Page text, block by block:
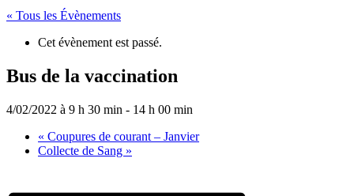
« Tous les Évènements
Cet évènement est passé.
Bus de la vaccination
4/02/2022 à 9 h 30 min - 14 h 00 min
« Coupures de courant – Janvier
Collecte de Sang »